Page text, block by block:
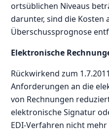
ortsüblichen Niveaus
darunter, sind die Kosten
Überschussprognose
Elektronische
Rückwirkend zum
Anforderungen an die
von Rechnungen
elektronische Signatur
EDI-Verfahren nicht